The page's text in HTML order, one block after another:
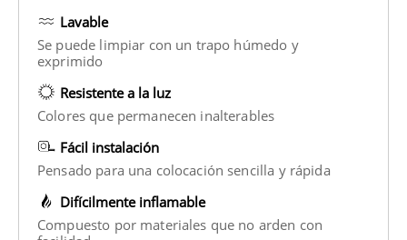
Lavable
Se puede limpiar con un trapo húmedo y
exprimido
Resistente a la luz
Colores que permanecen inalterables
Fácil instalación
Pensado para una colocación sencilla y rápida
Difícilmente inflamable
Compuesto por materiales que no arden con